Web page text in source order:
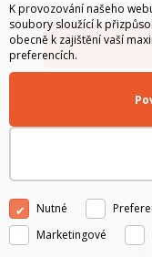
K provozování našeho
soubory sloužící k
obecně k zajištění vaší
preferencích.
Nutné
Marketingové